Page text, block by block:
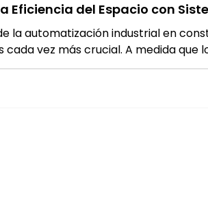
Eficiencia del Espacio con
la automatización industrial en
cada vez más crucial. A medida que